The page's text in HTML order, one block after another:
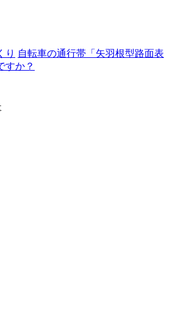
り 自転車の通行帯「矢羽根型路面表
すか？